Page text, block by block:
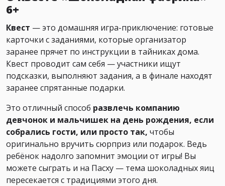
6+
Квест — это домашняя игра-приключение: готовые
карточки с заданиями, которые организатор
заранее прячет по инструкции в тайниках дома.
Квест проводит сам себя — участники ищут
подсказки, выполняют задания, а в финале находят
заранее спрятанные подарки.
Это отличный способ развлечь компанию
девчонок и мальчишек на день рождения, если
собрались гости, или просто так, чтобы
оригинально вручить сюрприз или подарок. Ведь
ребёнок надолго запомнит эмоции от игры! Вы
можете сыграть и на Пасху — тема шоколадных яиц
пересекается с традициями этого дня.